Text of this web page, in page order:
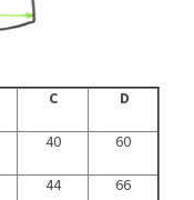
C
D
40
60
44
66